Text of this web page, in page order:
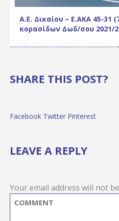
Α.Ε. Δικαίου – Ε.ΑΚΑ 45-31
κορασίδων Δωδ/σου 2021/
SHARE THIS POST?
Facebook Twitter Pinterest
LEAVE A REPLY
Your email address will not